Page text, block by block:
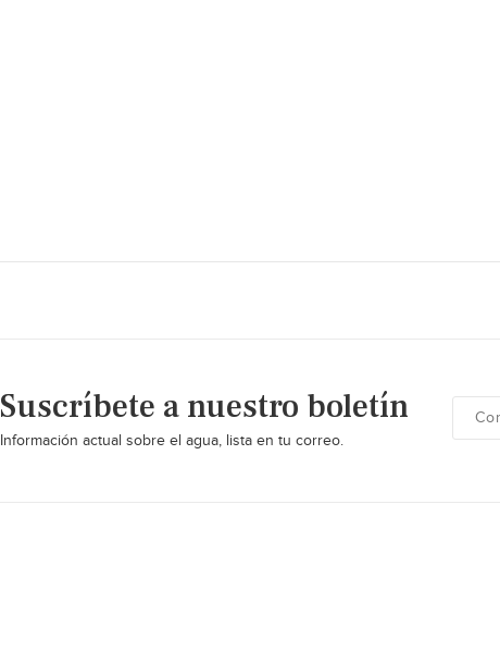
Suscríbete a nuestro boletín
Información actual sobre el agua, lista en tu correo.